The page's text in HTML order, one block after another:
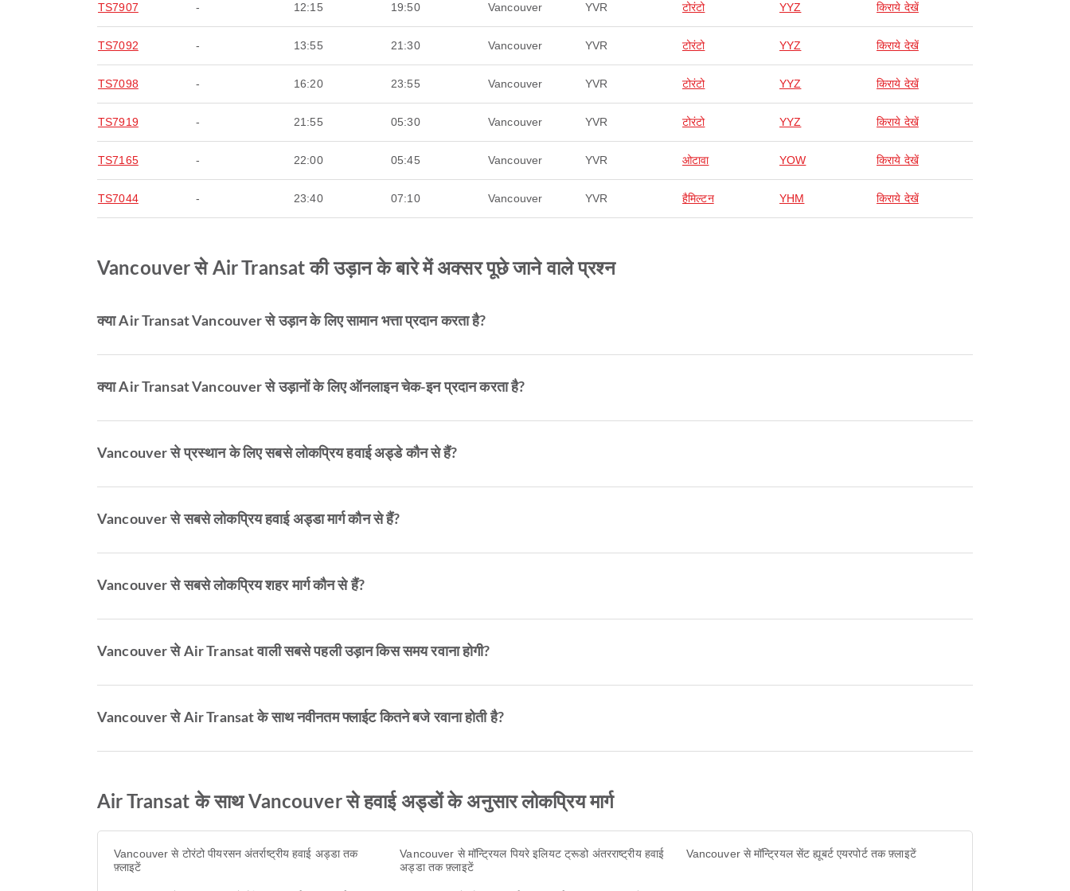
TS7907 - 12:15 19:50 Vancouver YVR टोरंटो YYZ किराये देखें
TS7092 - 13:55 21:30 Vancouver YVR टोरंटो YYZ किराये देखें
TS7098 - 16:20 23:55 Vancouver YVR टोरंटो YYZ किराये देखें
TS7919 - 21:55 05:30 Vancouver YVR टोरंटो YYZ किराये देखें
TS7165 - 22:00 05:45 Vancouver YVR ओटावा YOW किराये देखें
TS7044 - 23:40 07:10 Vancouver YVR हैमिल्टन YHM किराये देखें
Vancouver से Air Transat की उड़ान के बारे में अक्सर पूछे जाने वाले प्रश्न
क्या Air Transat Vancouver से उड़ान के लिए सामान भत्ता प्रदान करता है?
क्या Air Transat Vancouver से उड़ानों के लिए ऑनलाइन चेक-इन प्रदान करता है?
Vancouver से प्रस्थान के लिए सबसे लोकप्रिय हवाई अड्डे कौन से हैं?
Vancouver से सबसे लोकप्रिय हवाई अड्डा मार्ग कौन से हैं?
Vancouver से सबसे लोकप्रिय शहर मार्ग कौन से हैं?
Vancouver से Air Transat वाली सबसे पहली उड़ान किस समय रवाना होगी?
Vancouver से Air Transat के साथ नवीनतम फ्लाईट कितने बजे रवाना होती है?
Air Transat के साथ Vancouver से हवाई अड्डों के अनुसार लोकप्रिय मार्ग
Vancouver से टोरंटो पीयरसन अंतर्राष्ट्रीय हवाई अड्डा तक
फ़्लाइटें
Vancouver से मॉन्ट्रियल पियरे इलियट ट्रूडो अंतरराष्ट्रीय हवाई
अड्डा तक फ़्लाइटें
Vancouver से मॉन्ट्रियल सेंट ह्यूबर्ट एयरपोर्ट तक फ़्लाइटें